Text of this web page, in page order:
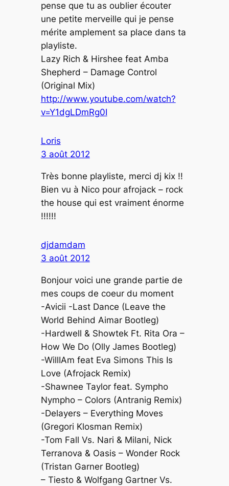
pense que tu as oublier écouter
une petite merveille qui je pense
mérite amplement sa place dans ta
playliste.
Lazy Rich & Hirshee feat Amba
Shepherd – Damage Control
(Original Mix)
http://www.youtube.com/watch?
v=Y1dgLDmRg0I
Loris
3 août 2012
Très bonne playliste, merci dj kix !!
Bien vu à Nico pour afrojack – rock
the house qui est vraiment énorme
!!!!!!
djdamdam
3 août 2012
Bonjour voici une grande partie de
mes coups de coeur du moment
-Avicii -Last Dance (Leave the
World Behind Aimar Bootleg)
-Hardwell & Showtek Ft. Rita Ora –
How We Do (Olly James Bootleg)
-WillIAm feat Eva Simons This Is
Love (Afrojack Remix)
-Shawnee Taylor feat. Sympho
Nympho – Colors (Antranig Remix)
-Delayers – Everything Moves
(Gregori Klosman Remix)
-Tom Fall Vs. Nari & Milani, Nick
Terranova & Oasis – Wonder Rock
(Tristan Garner Bootleg)
– Tiesto & Wolfgang Gartner Vs.